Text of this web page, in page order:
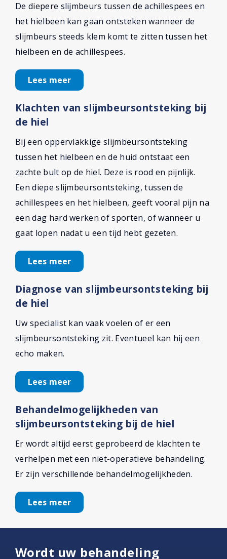
De diepere slijmbeurs tussen de achillespees en
het hielbeen kan gaan ontsteken wanneer de
slijmbeurs steeds klem komt te zitten tussen het
hielbeen en de achillespees.
Lees meer
Klachten van slijmbeursontsteking bij
de hiel
Bij een oppervlakkige slijmbeursontsteking
tussen het hielbeen en de huid ontstaat een
zachte bult op de hiel. Deze is rood en pijnlijk.
Een diepe slijmbeursontsteking, tussen de
achillespees en het hielbeen, geeft vooral pijn na
een dag hard werken of sporten, of wanneer u
gaat lopen nadat u een tijd hebt gezeten.
Lees meer
Diagnose van slijmbeursontsteking bij
de hiel
Uw specialist kan vaak voelen of er een
slijmbeursontsteking zit. Eventueel kan hij een
echo maken.
Lees meer
Behandelmogelijkheden van
slijmbeursontsteking bij de hiel
Er wordt altijd eerst geprobeerd de klachten te
verhelpen met een niet-operatieve behandeling.
Er zijn verschillende behandelmogelijkheden.
Lees meer
Wordt uw behandeling